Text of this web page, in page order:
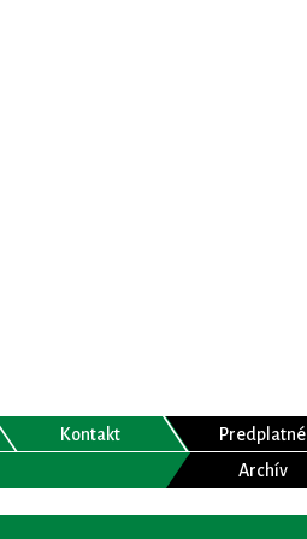
Kontakt
Predplatné
Archív